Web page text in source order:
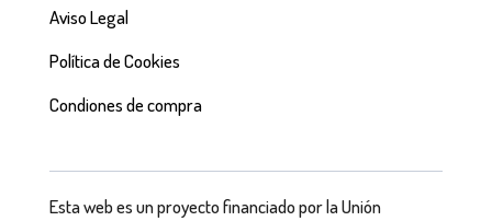
Aviso Legal
Política de Cookies
Condiones de compra
Esta web es un proyecto financiado por la Unión